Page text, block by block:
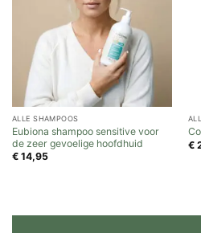
ALLE SHAMPOOS
Eubiona shampoo sensitive voor
de zeer gevoelige hoofdhuid
€14,95
€